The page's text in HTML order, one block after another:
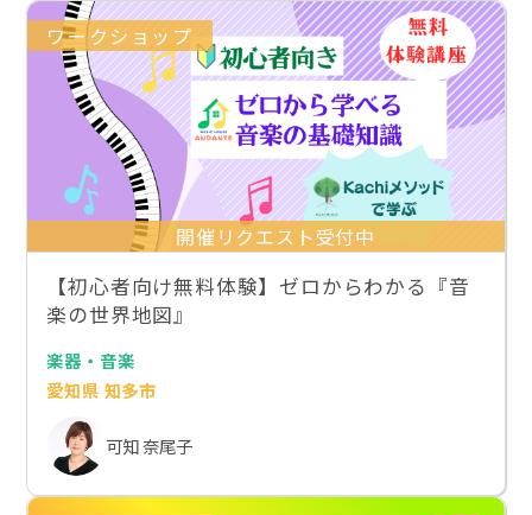
ワークショップ
開催リクエスト受付中
【初心者向け無料体験】ゼロからわかる『音
楽の世界地図』
楽器・音楽
愛知県 知多市
可知 奈尾子